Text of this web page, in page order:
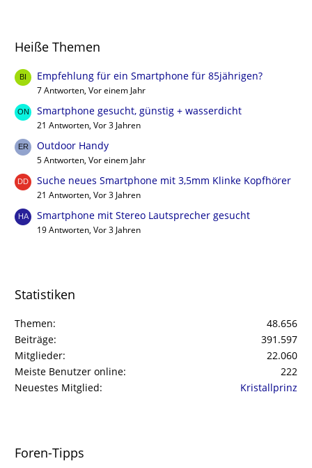
Heiße Themen
Empfehlung für ein Smartphone für 85jährigen?
7 Antworten, Vor einem Jahr
Smartphone gesucht, günstig + wasserdicht
21 Antworten, Vor 3 Jahren
Outdoor Handy
5 Antworten, Vor einem Jahr
Suche neues Smartphone mit 3,5mm Klinke Kopfhörer
21 Antworten, Vor 3 Jahren
Smartphone mit Stereo Lautsprecher gesucht
19 Antworten, Vor 3 Jahren
Statistiken
Themen
48.656
Beiträge
391.597
Mitglieder
22.060
Meiste Benutzer online
222
Neuestes Mitglied
Kristallprinz
Foren-Tipps